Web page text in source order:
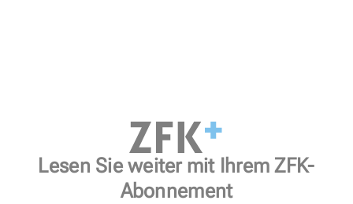
Lesen Sie weiter mit Ihrem ZFK-
Abonnement